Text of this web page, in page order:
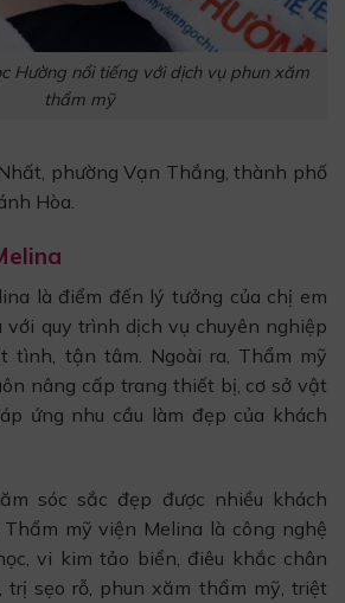
Hường nổi tiếng với dịch vụ phun xăm
thẩm mỹ
phường Vạn Thắng, thành phố
Hòa.
là điểm đến lý tưởng của chị em
quy trình dịch vụ chuyên nghiệp
tình, tận tâm. Ngoài ra, Thẩm mỹ
nâng cấp trang thiết bị, cơ sở vật
ứng nhu cầu làm đẹp của khách
sóc sắc đẹp được nhiều khách
mỹ viện Melina là công nghệ
vi kim tảo biển, điêu khắc chân
trị sẹo rỗ, phun xăm thẩm mỹ, triệt